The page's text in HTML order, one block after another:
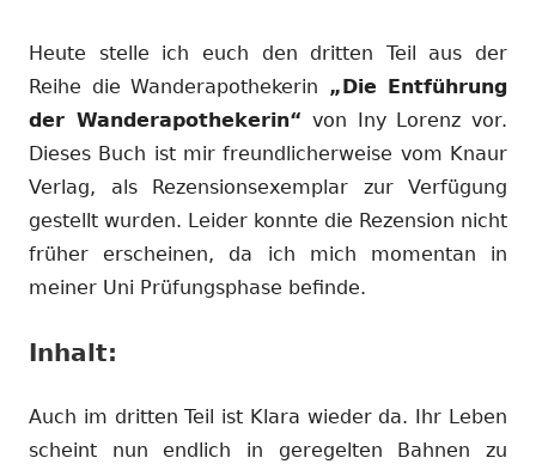
Heute stelle ich euch den dritten Teil aus der
Reihe die Wanderapothekerin
„Die Entführung
der Wanderapothekerin“ von Iny Lorenz vor.
Dieses Buch ist mir freundlicherweise vom Knaur
Verlag, als Rezensionsexemplar zur Verfügung
gestellt wurden. Leider konnte die Rezension nicht
früher erscheinen, da ich mich momentan in
meiner Uni Prüfungsphase befinde.
Inhalt:
Auch im dritten Teil ist Klara wieder da. Ihr Leben
scheint nun endlich in geregelten Bahnen zu